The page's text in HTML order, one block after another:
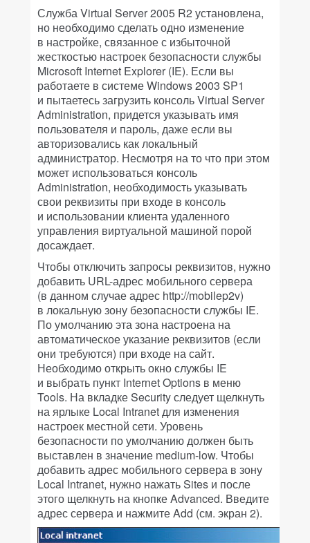
Служба Virtual Server 2005 R2 установлена,
но необходимо сделать одно изменение
в настройке, связанное с избыточной
жесткостью настроек безопасности службы
Microsoft Internet Explorer (IE). Если вы
работаете в системе Windows 2003 SP1
и пытаетесь загрузить консоль Virtual Server
Administration, придется указывать имя
пользователя и пароль, даже если вы
авторизовались как локальный
администратор. Несмотря на то что при этом
может использоваться консоль
Administration, необходимость указывать
свои реквизиты при входе в консоль
и использовании клиента удаленного
управления виртуальной машиной порой
досаждает.
Чтобы отключить запросы реквизитов, нужно
добавить URL-адрес мобильного сервера
(в данном случае адрес http://mobilep2v)
в локальную зону безопасности службы IE.
По умолчанию эта зона настроена на
автоматическое указание реквизитов (если
они требуются) при входе на сайт.
Необходимо открыть окно службы IE
и выбрать пункт Internet Options в меню
Tools. На вкладке Security следует щелкнуть
на ярлыке Local Intranet для изменения
настроек местной сети. Уровень
безопасности по умолчанию должен быть
выставлен в значение medium-low. Чтобы
добавить адрес мобильного сервера в зону
Local Intranet, нужно нажать Sites и после
этого щелкнуть на кнопке Advanced. Введите
адрес сервера и нажмите Add (см. экран 2).